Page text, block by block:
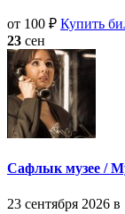
от 100 ₽ Купить
23 сен
Сафлык музее /
23 сентября 2026 в